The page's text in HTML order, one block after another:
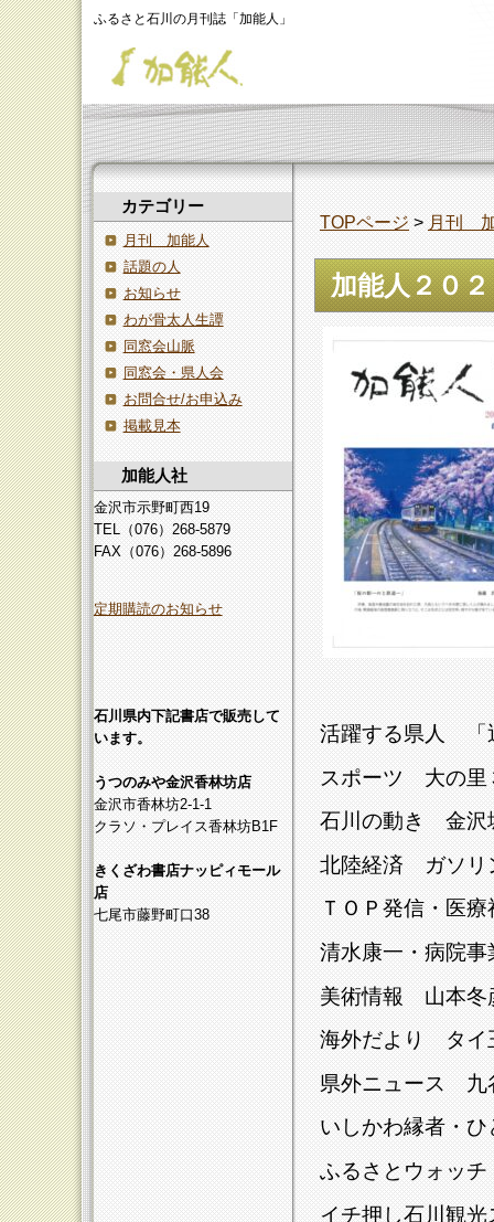
ふるさと石川の月刊誌「加能人」
TOPページ>月刊
加能人２０
活躍する県人
スポーツ 大
石川の動き 金
北陸経済 ガソ
ＴＯＰ発信・医
清水康一・病院
美術情報 山
海外だより
県外ニュース
いしかわ縁者
ふるさとウォ
イチ押し石川観
カテゴリー
月刊 加能人
話題の人
お知らせ
わが骨太人生譚
同窓会山脈
同窓会・県人会
お問合せ/お申込み
掲載見本
加能人社
金沢市示野町西19
TEL（076）268-5879
FAX（076）268-5896
定期購読のお知らせ
石川県内下記書店で販売して
います。
うつのみや金沢香林坊店
金沢市香林坊2-1-1
クラソ・プレイス香林坊B1F
きくざわ書店ナッピィモール
店
七尾市藤野町口38